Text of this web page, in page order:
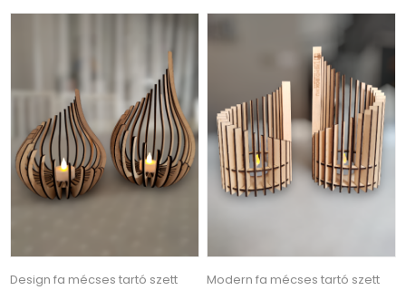
Design fa mécses tartó szett
Modern fa mécses tartó szett